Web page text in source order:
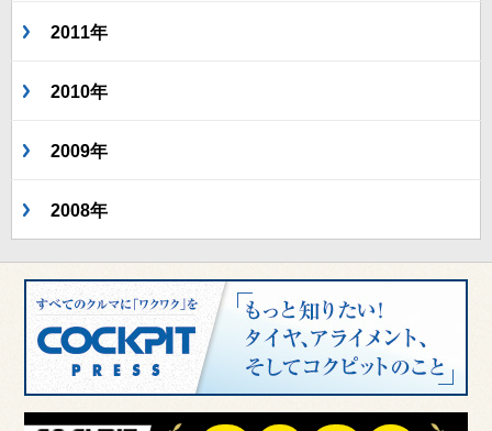
2011年
2010年
2009年
2008年